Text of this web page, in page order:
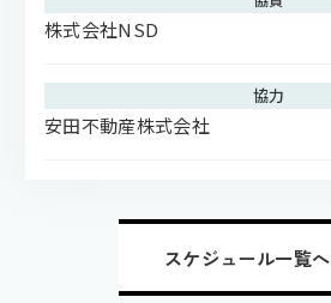
株式会社NSD
協力
安田不動産株式会社
スケジュール一覧へ